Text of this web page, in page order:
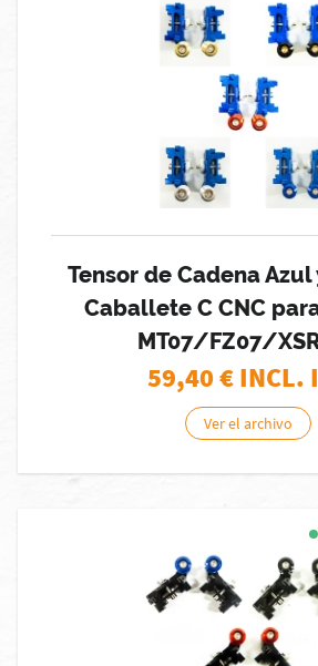
Tensor de Cadena
Caballete C CNC
MT07/FZ07/
59,40€ INCL.
Ver el archivo